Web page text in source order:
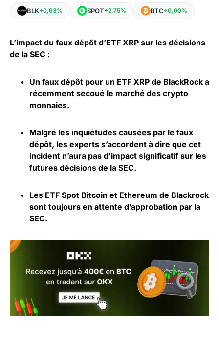
BLK+0,63% SPOT+2,75% BTC+0,00%
L’impact du faux dépôt d’ETF XRP sur les décisions
de la SEC :
Un faux dépôt pour un ETF XRP de BlackRock a
récemment secoué le marché des crypto
monnaies.
Malgré les inquiétudes causées par le faux
dépôt, les experts s’accordent à dire que cet
incident n’aura pas d’impact significatif sur les
futures décisions de la SEC.
Les ETF Spot Bitcoin et Ethereum de Blackrock
sont toujours en attente d’approbation par la
SEC.